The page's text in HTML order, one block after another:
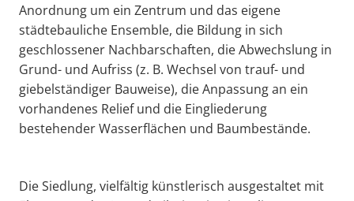
Anordnung um ein Zentrum und das eigene
städtebauliche Ensemble, die Bildung in sich
geschlossener Nachbarschaften, die Abwechslung in
Grund- und Aufriss (z. B. Wechsel von trauf- und
giebelständiger Bauweise), die Anpassung an ein
vorhandenes Relief und die Eingliederung
bestehender Wasserflächen und Baumbestände.
Die Siedlung, vielfältig künstlerisch ausgestaltet mit